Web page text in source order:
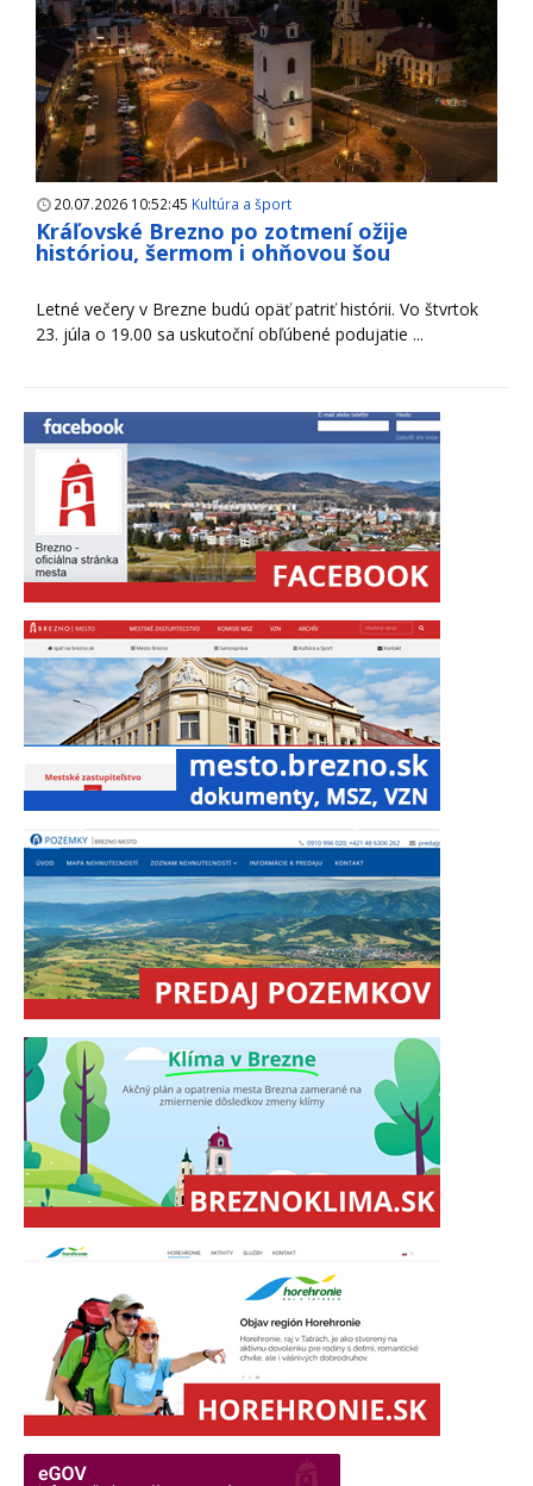
20.07.2026 10:52:45 Kultúra a šport
Kráľovské Brezno po zotmení ožije
históriou, šermom i ohňovou šou
Letné večery v Brezne budú opäť patriť histórii. Vo štvrtok
23. júla o 19.00 sa uskutoční obľúbené podujatie ...